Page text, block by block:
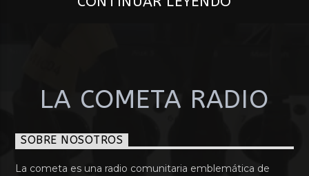
LA COMETA RADIO
SOBRE NOSOTROS
La cometa es una radio comunitaria emblemática de